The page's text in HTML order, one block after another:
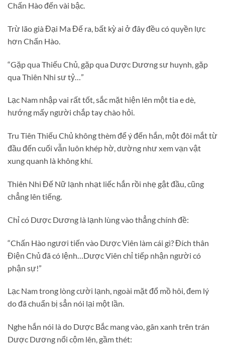
Chấn Hào đến vài bậc.
Trừ lão già Đại Ma Đế ra, bất kỳ ai ở đây đều có quyền lực
hơn Chấn Hào.
“Gặp qua Thiếu Chủ, gặp qua Dược Dương sư huynh, gặp
qua Thiên Nhi sư tỷ…”
Lạc Nam nhập vai rất tốt, sắc mặt hiện lên một tia e dè,
hướng mấy người chắp tay chào hỏi.
Tru Tiên Thiếu Chủ không thèm để ý đến hắn, một đôi mắt từ
đầu đến cuối vẫn luôn khép hờ, dường như xem vạn vật
xung quanh là không khí.
Thiên Nhi Đế Nữ lạnh nhạt liếc hắn rồi nhẹ gật đầu, cũng
chẳng lên tiếng.
Chỉ có Dược Dương là lạnh lùng vào thẳng chính đề:
“Chấn Hào ngươi tiến vào Dược Viên làm cái gì? Đích thân
Điện Chủ đã có lệnh…Dược Viên chỉ tiếp nhận người có
phận sự!”
Lạc Nam trong lòng cười lạnh, ngoài mặt đổ mồ hôi, đem lý
do đã chuẩn bị sẳn nói lại một lần.
Nghe hắn nói là do Dược Bắc mang vào, gân xanh trên trán
Dược Dương nổi cộm lên, gầm thét: